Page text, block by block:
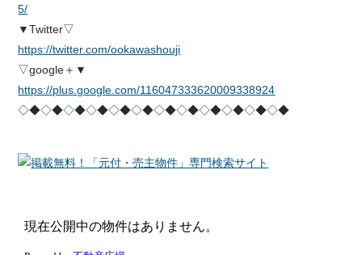
5/
▼Twitter▽
https://twitter.com/ookawashouji
▽google＋▼
https://plus.google.com/116047333620009338924
◇◆◇◆◇◆◇◆◇◆◇◆◇◆◇◆◇◆◇◆◇◆◇◆